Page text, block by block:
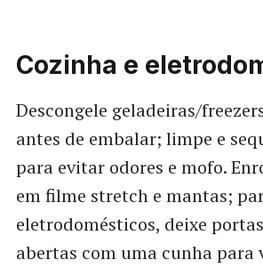
Cozinha e
Descongele geladeiras/
antes de embalar; limpe e
para evitar odores e mofo.
em filme stretch e mantas;
eletrodomésticos, deixe
abertas com uma cunha para